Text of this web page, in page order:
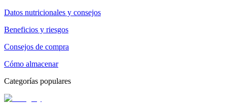
Datos nutricionales y consejos
Beneficios y riesgos
Consejos de compra
Cómo almacenar
Categorías populares